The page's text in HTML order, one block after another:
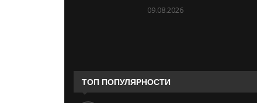
09.08.2026
ТОП ПОПУЛЯРНОСТИ